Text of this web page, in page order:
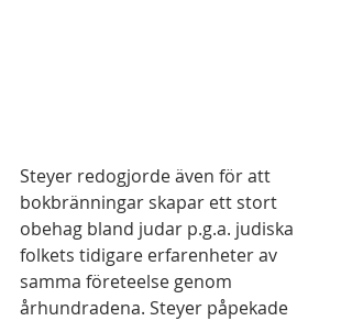
Steyer redogjorde även för att
bokbränningar skapar ett stort
obehag bland judar p.g.a. judiska
folkets tidigare erfarenheter av
samma företeelse genom
århundradena. Steyer påpekade